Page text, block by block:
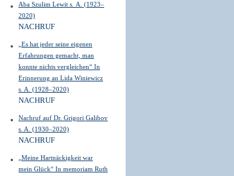
Aba Szulim Lewit s. A. (1923–
2020)
NACHRUF
„Es hat jeder seine eigenen
Erfahrungen gemacht, man
konnte nichts vergleichen“ In
Erinnerung an Lida Winiewicz
s. A. (1928–2020)
NACHRUF
Nachruf auf Dr. Grigori Galibov
s. A. (1930–2020)
NACHRUF
„Meine Hartnäckigkeit war
mein Glück“ In memoriam Ruth